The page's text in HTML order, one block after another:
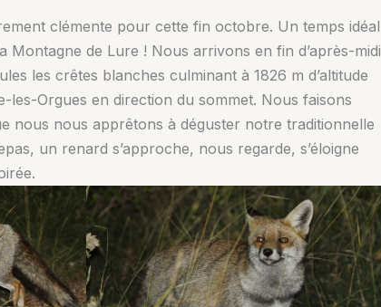
clémente pour cette fin octobre. Un temps idéal
de Lure ! Nous arrivons en fin d’après-midi
les crêtes blanches culminant à 1826 m d’altitude
les-Orgues en direction du sommet. Nous faisons
nous nous apprêtons à déguster notre traditionnelle
un renard s’approche, nous regarde, s’éloigne